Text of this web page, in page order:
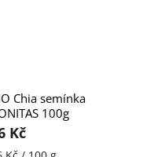
Chia semínka
100g
Kč